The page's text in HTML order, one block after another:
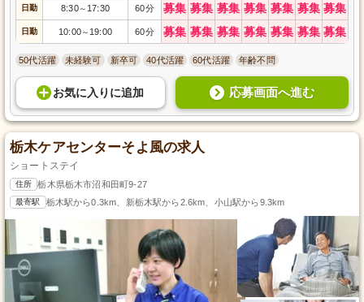
日勤 8:30～ 17:30 60分 募集 募集 募集 募集 募集 募集 募集
日勤 10:00～ 19:00 60分 募集 募集 募集 募集 募集 募集 募集
50代活躍 未経験可 新卒可 40代活躍 60代活躍 年齢不問
お気に入り に追加 応募画面へ進む
栃木ケアセンターそよ風の求人
ショートステイ
住所 栃木県栃木市沼和田町9-27
最寄駅 栃木駅から0.3km、新栃木駅から2.6km、小山駅から9.3km